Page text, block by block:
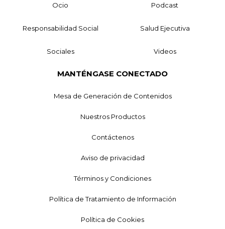
Ocio Podcast
Responsabilidad Social Salud Ejecutiva
Sociales Videos
MANTÉNGASE CONECTADO
Mesa de Generación de Contenidos
Nuestros Productos
Contáctenos
Aviso de privacidad
Términos y Condiciones
Política de Tratamiento de Información
Política de Cookies